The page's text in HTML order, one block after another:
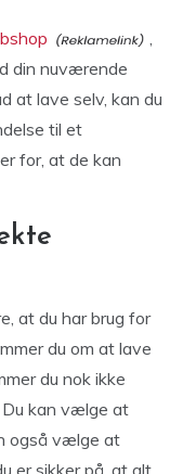
,
din nuværende
at lave selv, kan du
til et
for, at de kan
at du har brug for
du om at lave
du nok ikke
kan vælge at
også vælge at
er sikker på, at alt